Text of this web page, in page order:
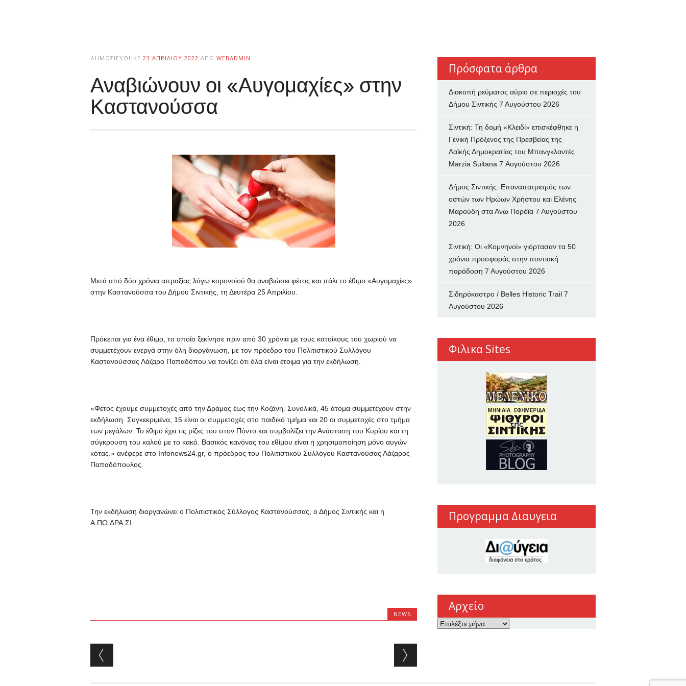
ΔΗΜΟΣΙΕΎΘΗΚΕ 23 ΑΠΡΙΛΊΟΥ 2022 ΑΠΌ WEBADMIN
Αναβιώνουν οι «Αυγομαχίες» στην
Καστανούσσα
Μετά από δύο χρόνια απραξίας λόγω κορονοϊού θα αναβιώσει φέτος και πάλι το έθιμο «Αυγομαχίες»
στην Καστανούσσα του Δήμου Σιντικής, τη Δευτέρα 25 Απριλίου.
Πρόκειται για ένα έθιμο, το οποίο ξεκίνησε πριν από 30 χρόνια με τους κατοίκους του χωριού να
συμμετέχουν ενεργά στην όλη διοργάνωση, με τον πρόεδρο του Πολιτιστικού Συλλόγου
Καστανούσσας Λάζαρο Παπαδόπου να τονίζει ότι όλα είναι έτοιμα για την εκδήλωση.
«Φέτος έχουμε συμμετοχές από την Δράμας έως την Κοζάνη. Συνολικά, 45 άτομα συμμετέχουν στην
εκδήλωση. Συγκεκριμένα, 15 είναι οι συμμετοχές στο παιδικό τμήμα και 20 οι συμμετοχές στο τμήμα
των μεγάλων. Το έθιμο έχει τις ρίζες του στον Πόντο και συμβολίζει την Ανάσταση του Κυρίου και τη
σύγκρουση του καλού με το κακό. Βασικός κανόνας του εθίμου είναι η χρησιμοποίηση μόνο αυγών
κότας.» ανέφερε στο Infonews24.gr, ο πρόεδρος του Πολιτιστικού Συλλόγου Καστανούσας Λάζαρος
Παπαδόπουλος.
Την εκδήλωση διοργανώνει ο Πολιτιστικός Σύλλογος Καστανούσσας, ο Δήμος Σιντικής και η
Α.ΠΟ.ΔΡΑ.ΣΙ.
NEWS
Post navigation
Πρόσφατα άρθρα
Διακοπή ρεύματος αύριο σε περιοχές του
Δήμου Σιντικής 7 Αυγούστου 2026
Σιντική: Τη δομή «Κλειδί» επισκέφθηκε η
Γενική Πρόξενος της Πρεσβείας της
Λαϊκής Δημοκρατίας του Μπανγκλαντές
Marzia Sultana 7 Αυγούστου 2026
Δήμος Σιντικής: Επαναπατρισμός των
oστών των Ηρώων Χρήστου και Ελένης
Μαρούδη στα Ανω Πορόϊα 7 Αυγούστου
2026
Σιντική: Οι «Κομνηνοί» γιόρτασαν τα 50
χρόνια προσφοράς στην ποντιακή
παράδοση 7 Αυγούστου 2026
Σιδηρόκαστρο / Belles Historic Trail 7
Αυγούστου 2026
Φιλικα Sites
Προγραμμα Διαυγεια
Αρχείο
Αρχείο